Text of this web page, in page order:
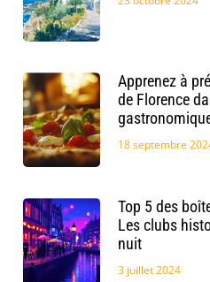
Apprenez à
de Florence
18 septembre
Top 5 des
Les clubs
nuit
3 juillet 2024